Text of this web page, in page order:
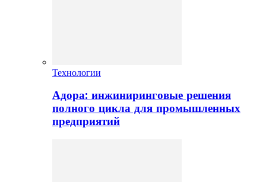
Технологии
Адора: инжиниринговые решения
полного цикла для промышленных
предприятий